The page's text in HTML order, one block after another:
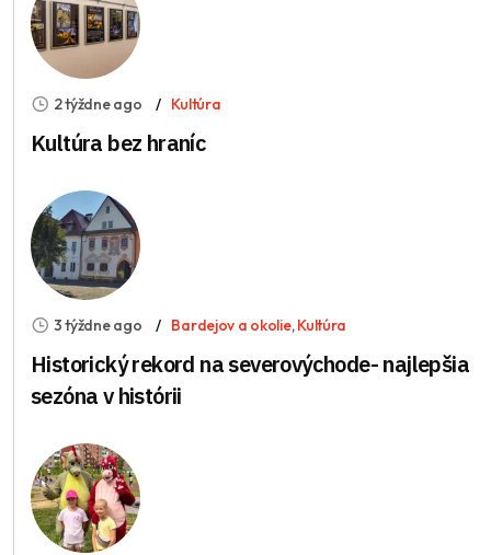
2 týždne ago Kultúra
Kultúra bez hraníc
3 týždne ago Bardejov a okolie,Kultúra
Historický rekord na severovýchode- najlepšia
sezóna v histórii